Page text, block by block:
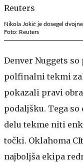
Nikola Jokić je dosegel
Foto: Reuters
Denver Nuggets
polfinalni tekmi
pokazali pravi
podaljšku. Tega so
delu tekme niti
točki. Oklahoma
najboljša ekipa